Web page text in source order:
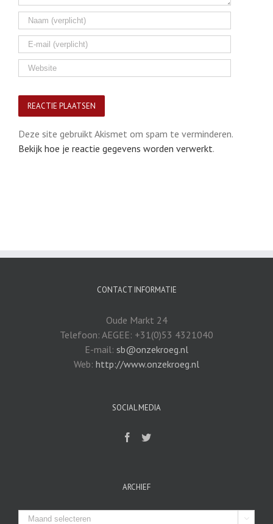
Deze site gebruikt Akismet om spam te verminderen.
Bekijk hoe je reactie gegevens worden verwerkt.
CONTACT INFORMATIE
Oude Markt 24
Telefoon: AEGEE: +31(0)53 4321040
E-mail: sb@onzekroeg.nl
Web: http://www.onzekroeg.nl
SOCIAL MEDIA
ARCHIEF
